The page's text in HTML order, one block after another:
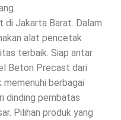
di Jakarta Barat. Dalam
alat pencetak
terbaik. Siap antar
Beton Precast dari
berbagai
dinding pembatas
Pilihan produk yang